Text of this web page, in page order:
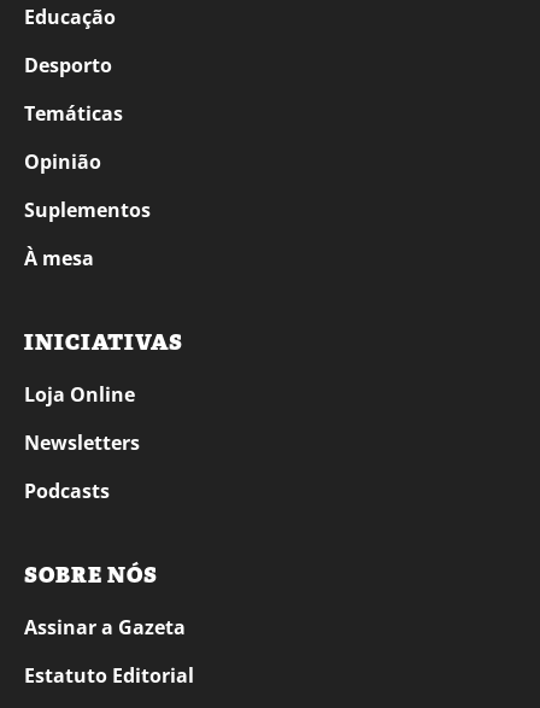
Educação
Desporto
Temáticas
Opinião
Suplementos
À mesa
INICIATIVAS
Loja Online
Newsletters
Podcasts
SOBRE NÓS
Assinar a Gazeta
Estatuto Editorial